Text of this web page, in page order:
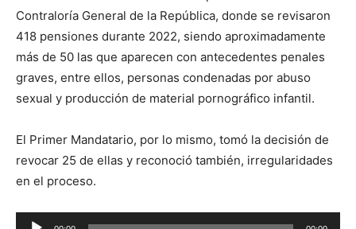
Contraloría General de la República, donde se revisaron
418 pensiones durante 2022, siendo aproximadamente
más de 50 las que aparecen con antecedentes penales
graves, entre ellos, personas condenadas por abuso
sexual y producción de material pornográfico infantil.
El Primer Mandatario, por lo mismo, tomó la decisión de
revocar 25 de ellas y reconoció también, irregularidades
en el proceso.
Reproductor